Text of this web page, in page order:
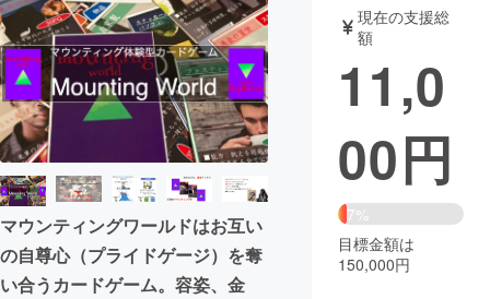
アート・写真 音楽
テクノロジー・ガジェット ゲーム・
映像・映画 書籍・雑誌
ビジネス・起業 チャレンジ
まちづくり・地域活性化
マウンティングワールドはお互い
の自尊心（プライドゲージ）を奪
い合うカードゲーム。容姿、金
現在の支援総
額
11,0
00円
7%
目標金額は
150,000円